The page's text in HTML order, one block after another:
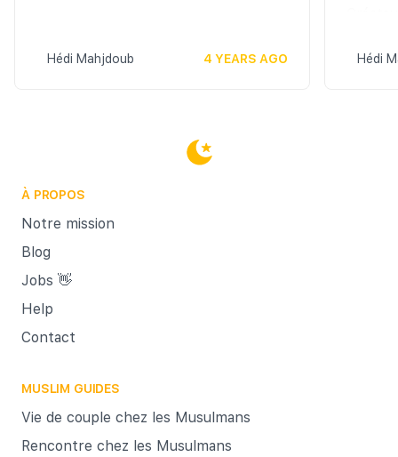
Hédi Mahjdoub 4 YEARS AGO
ilHédi
À PROPOS
Notre mission
Blog
Jobs 👋
Help
Contact
MUSLIM GUIDES
Vie de couple chez les Musulmans
Rencontre chez les Musulmans